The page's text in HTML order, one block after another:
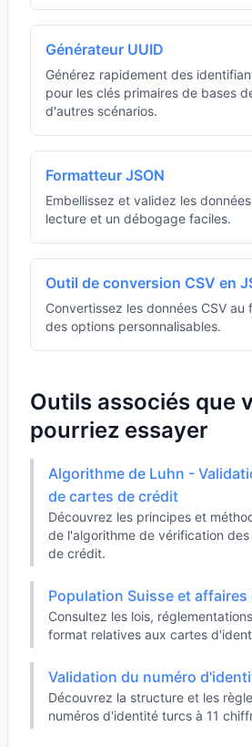
Générateur UUID
Générez rapidement des
pour les clés primaires de bases
d'autres scénarios.
Formatteur JSON
Embellissez et validez les
lecture et un débogage faciles.
Outil de conversion CSV en
Convertissez les données CSV au
des options personnalisables.
Outils associés que
pourriez essayer
Algorithme de Luhn -
de cartes de crédit
Découvrez les principes et
de l'algorithme de vérification
de crédit.
Population Suisse et affaires
Consultez les lois,
format relatives aux cartes
Validation du numéro
Découvrez la structure et les
numéros d'identité turcs à 11